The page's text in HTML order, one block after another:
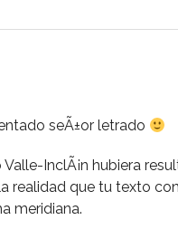
seÃ±or letrado
InclÃ¡n hubiera
realidad que tu texto
meridiana.